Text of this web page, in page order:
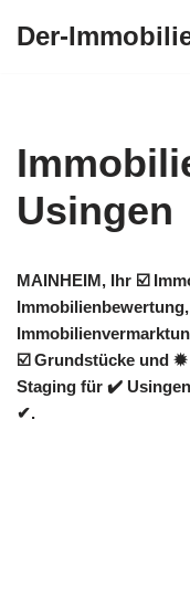
Der-
Usingen
MAINHEIM, Ihr ☑️
☑️ Grundstücke und
Staging für ✔️
✔.